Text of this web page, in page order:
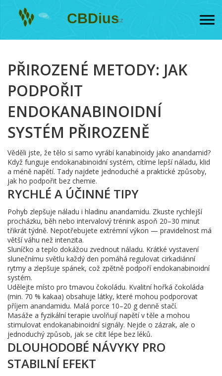
PŘIROZENÉ METODY: JAK
PODPOŘIT
ENDOKANABINOIDNÍ
SYSTÉM PŘIROZENĚ
Věděli jste, že tělo si samo vyrábí kanabinoidy jako anandamid?
Když funguje endokanabinoidní systém, cítíme lepší náladu, klid
a méně napětí. Tady najdete jednoduché a praktické způsoby,
jak ho podpořit bez chemie.
RYCHLÉ A ÚČINNÉ TIPY
Pohyb zlepšuje náladu i hladinu anandamidu. Zkuste rychlejší
procházku, běh nebo intervalový trénink aspoň 20–30 minut
třikrát týdně. Nepotřebujete extrémní výkon — pravidelnost má
větší váhu než intenzita.
Sluníčko a teplo dokážou zvednout náladu. Krátké vystavení
slunečnímu světlu každý den pomáhá regulovat cirkadiánní
rytmy a zlepšuje spánek, což zpětně podpoří endokanabinoidní
systém.
Udělejte místo pro tmavou čokoládu. Kvalitní hořká čokoláda
(min. 70 % kakaa) obsahuje látky, které mohou podporovat
příjem anandamidu. Malá porce 10–20 g denně stačí.
Masáže a fyzikální terapie uvolňují napětí v těle a mohou
stimulovat endokanabinoidní signály. Nejde o zázrak, ale o
jednoduchý způsob, jak se cítit lépe bez léků.
DLOUHODOBÉ NÁVYKY PRO
STABILNÍ EFEKT